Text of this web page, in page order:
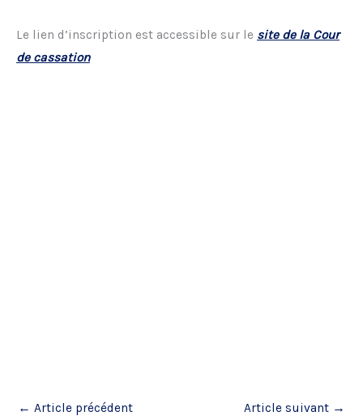
Le lien d’inscription est accessible sur le site de la Cour
de cassation
← Article précédent Article suivant →